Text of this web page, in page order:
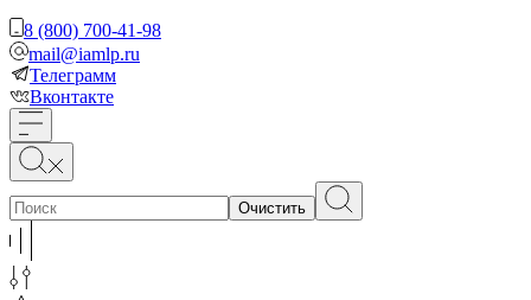
8 (800) 700-41-98
mail@iamlp.ru
Телеграмм
Вконтакте
Очистить